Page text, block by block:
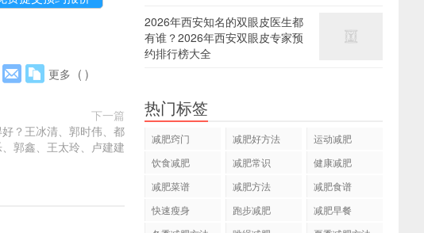
更多 ( )
下一篇
？王冰清、郭时伟、都
、郭鑫、王太玲、卢建建
2026年西安知名的双眼皮医生都
有谁？2026年西安双眼皮专家预
约排行榜大全
热门标签
减肥窍门 减肥好方法
运动减肥
饮食减肥
减肥常识
健康减肥
减肥菜谱
减肥方法
减肥食谱
快速瘦身
跑步减肥
减肥早餐